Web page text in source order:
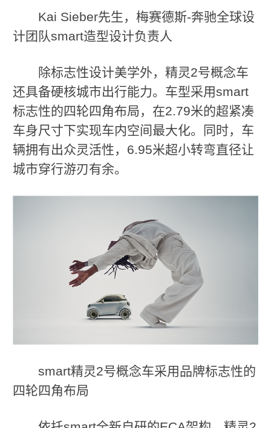
Kai Sieber先生，梅赛德斯-奔驰全球设
计团队smart造型设计负责人
除标志性设计美学外，精灵2号概念车
还具备硬核城市出行能力。车型采用smart
标志性的四轮四角布局，在2.79米的超紧凑
车身尺寸下实现车内空间最大化。同时，车
辆拥有出众灵活性，6.95米超小转弯直径让
城市穿行游刃有余。
smart精灵2号概念车采用品牌标志性的
四轮四角布局